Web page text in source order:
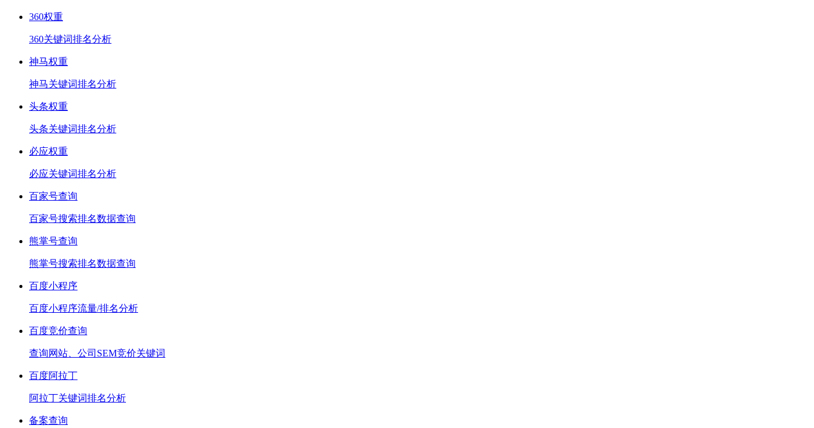
360权重
360关键词排名分析
神马权重
神马关键词排名分析
头条权重
头条关键词排名分析
必应权重
必应关键词排名分析
百家号查询
百家号搜索排名数据查询
熊掌号查询
熊掌号搜索排名数据查询
百度小程序
百度小程序流量/排名分析
百度竞价查询
查询网站、公司SEM竞价关键词
百度阿拉丁
阿拉丁关键词排名分析
备案查询